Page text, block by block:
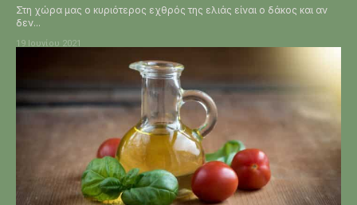
Στη χώρα μας ο κυριότερος εχθρός της ελιάς είναι ο δάκος και αν
δεν...
19 Ιουνίου 2021